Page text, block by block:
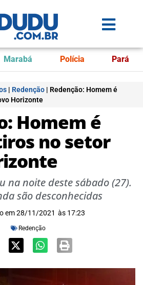
Marabá Polícia Pará
| Redenção | Redenção: Homem é
Horizonte
Homem é
no setor
na noite deste sábado (27).
são desconhecidas
em 28/11/2021 às 17:23
Redenção